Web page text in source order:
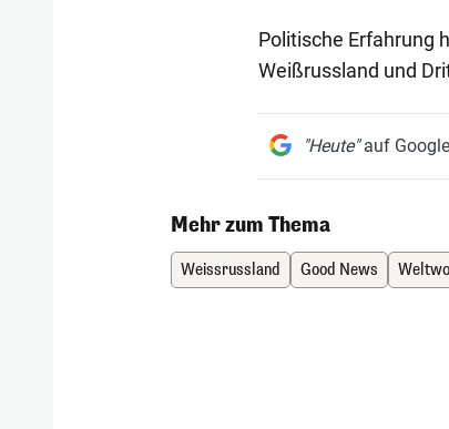
Politische Erfahrung
Weißrussland und
"Heute"auf
Mehr zum Thema
Weissrussland Good News